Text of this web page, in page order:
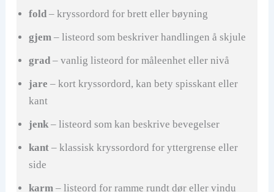
fold– kryssordord for brett eller bøyning
gjem– listeord som beskriver handlingen å skjule
grad– vanlig listeord for måleenhet eller nivå
jare – kort kryssordord, kan bety spisskant eller
kant
jenk– listeord som kan beskrive bevegelser
kant– klassisk kryssordord for yttergrense eller
side
karm– listeord for ramme rundt dør eller vindu